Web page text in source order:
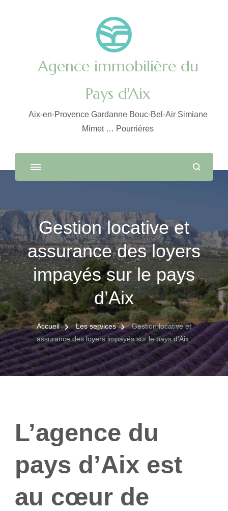
Agence immobilière du
Pays d'Aix
Aix-en-Provence Gardanne Bouc-Bel-Air Simiane
Mimet … Pourrières
Gestion locative et
assurance des loyers
impayés sur le pays
d’Aix
Accueil Les services
Gestion locative et
assurance des loyers impayés sur le pays d’Aix
L’agence du
pays d’Aix est
au cœur de